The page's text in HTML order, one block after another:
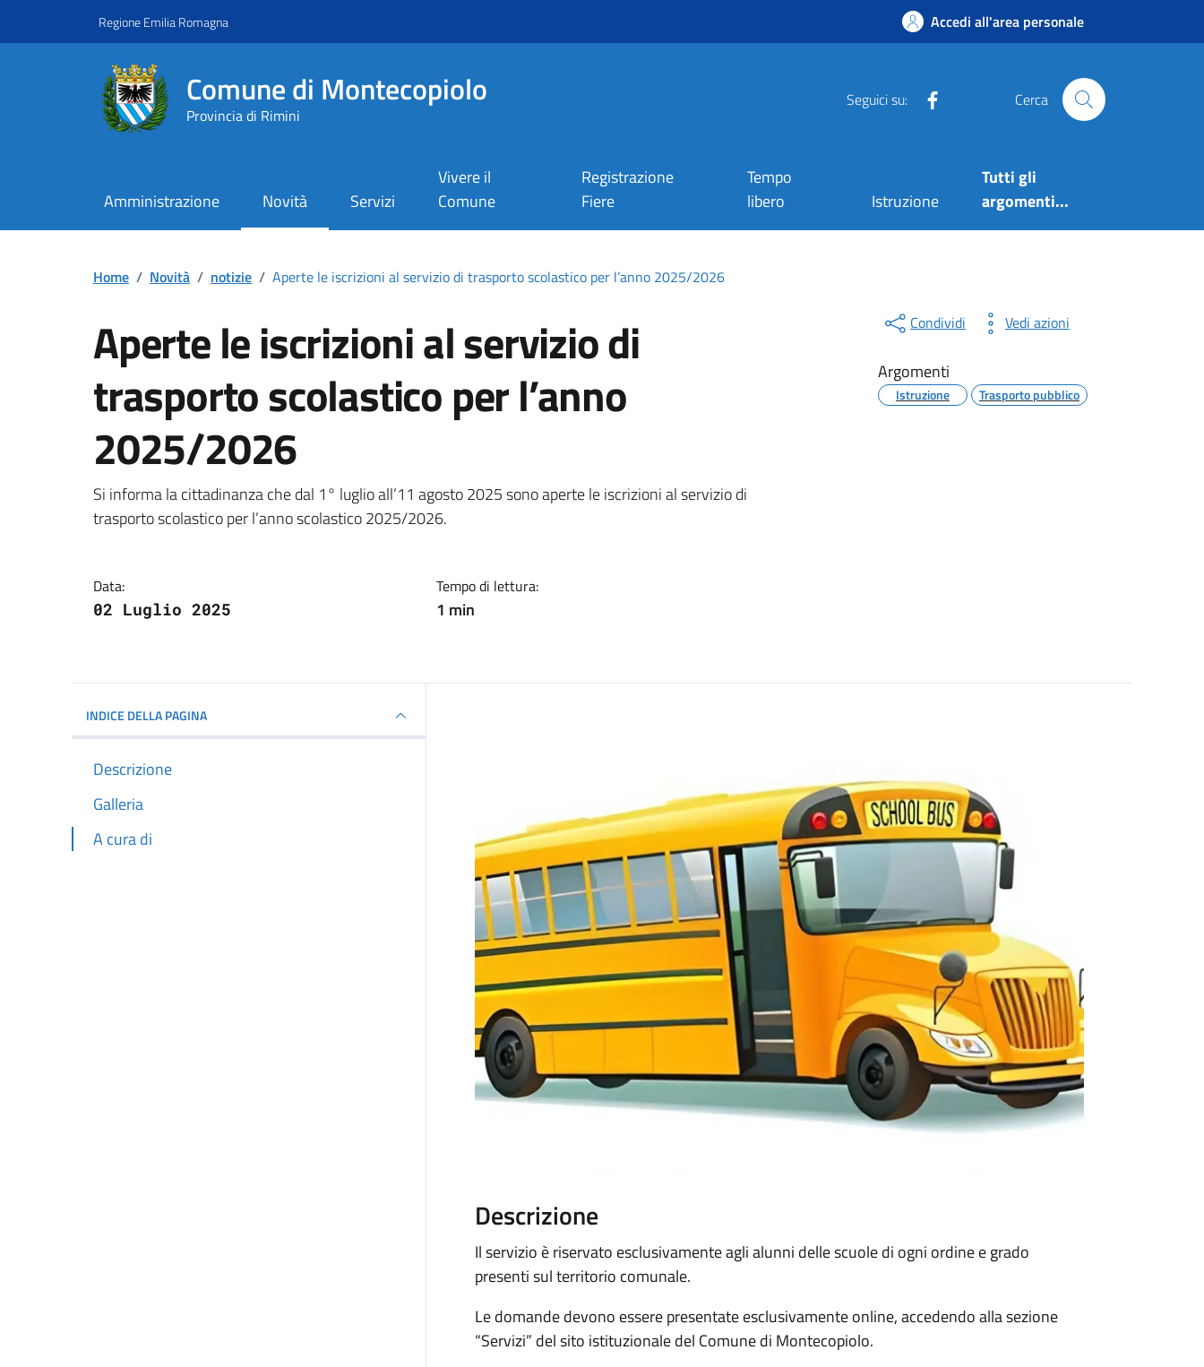
Regione Emilia Romagna Accedi all'area personale
Comune di Montecopiolo
Provincia di Rimini
Seguici su: Cerca
Amministrazione Novità Servizi
Vivere il
Comune
Registrazione
Fiere
Tempo
libero
Istruzione
Tutti gli
argomenti...
Home / Novità / notizie / Aperte le iscrizioni al servizio di trasporto scolastico per l’anno 2025/2026
Aperte le iscrizioni al servizio di
trasporto scolastico per l’anno
2025/2026
Dettagli della notizia
Si informa la cittadinanza che dal 1° luglio all’11 agosto 2025 sono aperte le iscrizioni al servizio di
trasporto scolastico per l’anno scolastico 2025/2026.
Data:
02 Luglio 2025
Tempo di lettura:
1 min
Condividi Vedi azioni
Argomenti
Istruzione Trasporto pubblico
INDICE DELLA PAGINA
Descrizione
Galleria
A cura di
Descrizione
Il servizio è riservato esclusivamente agli alunni delle scuole di ogni ordine e grado
presenti sul territorio comunale.
Le domande devono essere presentate esclusivamente online, accedendo alla sezione
“Servizi” del sito istituzionale del Comune di Montecopiolo.